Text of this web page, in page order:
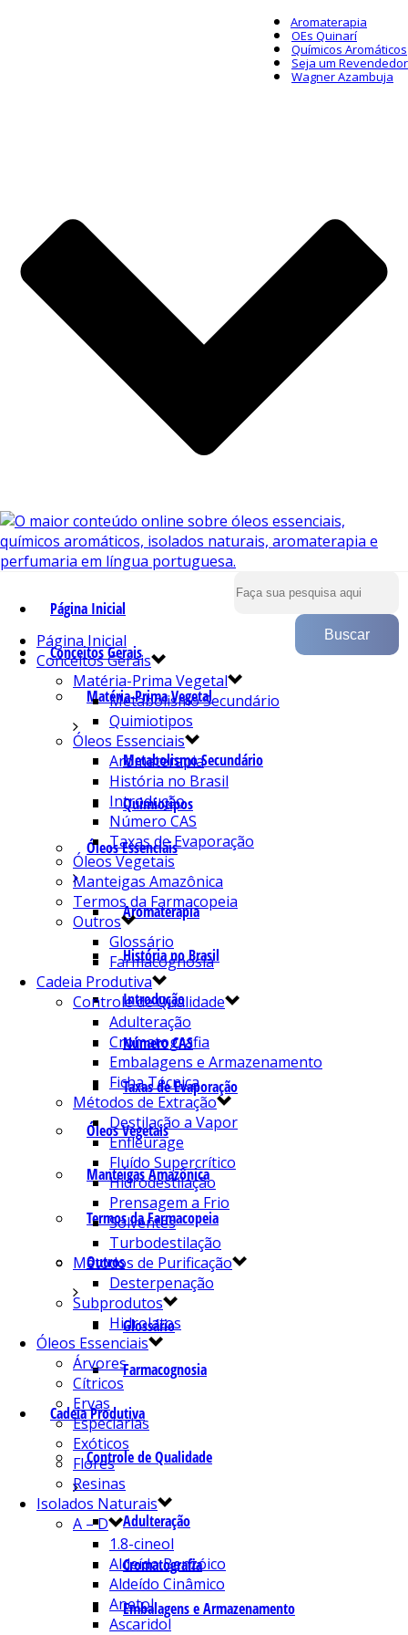
Aromaterapia
OEs Quinarí
Químicos Aromáticos
Seja um Revendedor
Wagner Azambuja
Página Inicial
Conceitos Gerais
Matéria-Prima Vegetal
Metabolismo Secundário
Quimiotipos
Óleos Essenciais
Aromaterapia
História no Brasil
Introdução
Número CAS
Taxas de Evaporação
Óleos Vegetais
Manteigas Amazônica
Termos da Farmacopeia
Outros
Glossário
Farmacognosia
Cadeia Produtiva
Controle de Qualidade
Adulteração
Cromatografia
Embalagens e Armazenamento
Página Inicial
Conceitos Gerais
Matéria-Prima Vegetal
Metabolismo Secundário
Quimiotipos
Óleos Essenciais
Aromaterapia
História no Brasil
Introdução
Número CAS
Taxas de Evaporação
Óleos Vegetais
Manteigas Amazônica
Termos da Farmacopeia
Outros
Glossário
Farmacognosia
Cadeia Produtiva
Controle de Qualidade
Adulteração
Cromatografia
Embalagens e Armazenamento
Ficha Técnica
Métodos de Extração
Destilação a Vapor
Enfleurage
Fluído Supercrítico
Hidrodestilação
Prensagem a Frio
Solventes
Turbodestilação
Métodos de Purificação
Desterpenação
Subprodutos
Hidrolatos
Óleos Essenciais
Árvores
Cítricos
Ervas
Especiarias
Exóticos
Flores
Resinas
Isolados Naturais
A – D
1.8-cineol
Aldeído Benzóico
Aldeído Cinâmico
Anetol
Ascaridol